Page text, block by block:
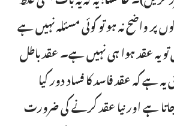
پر واضح نہ ہو تو کوئی مسئلہ نہیں ہے
تو یہ عقد ہوا ہی نہیں ہے۔ عقد باطل
ہے کہ عقد فاسد کا فساد دور کیا
ہے اور نیا عقد کرنے کی ضرورت